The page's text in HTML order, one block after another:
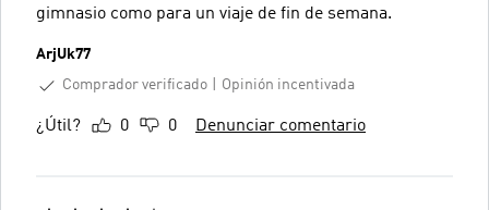
gimnasio como para un viaje de fin de semana.
ArjUk77
Comprador verificado
Opinión incentivada
¿Útil? 0 0 Denunciar comentario